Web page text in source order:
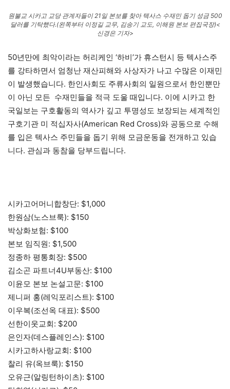
원불교 시카고 교당 관계자들이 21일 본보를 찾아 텍사스 수재민 돕기 성금 500
달러를 기탁했다.(왼쪽부터 이정길 교무, 김송기 교도, 이해원 본보 편집국장)<
신경은 기자>
50년만에 최악이라는 허리케인 ‘하비’가 휴스턴시 등 텍사스주
를 강타하면서 엄청난 재산피해와 사상자가 나고 수많은 이재민
이 발생했습니다. 한인사회도 주류사회의 일원으로서 한인뿐만
이 아닌 모든 수재민들을 적극 도울 때입니다. 이에 시카고 한
국일보는 구호활동의 역사가 깊고 투명성도 보장되는 세계적인
구호기관 미 적십자사(American Red Cross)와 공동으로 수해
를 입은 텍사스 주민들을 돕기 위해 모금운동을 전개하고 있습
니다. 관심과 동참을 당부드립니다.
시카고어머니합창단: $1,000
한원삼(노스브룩): $150
박상화보험: $100
본보 임직원: $1,500
정종하 평통회장: $500
김소곤 파트너4U부동산: $100
이윤모 본보 논설고문: $100
제니퍼 홍(레익포리스트): $100
이우복(조선옥 대표): $500
선한이웃교회: $200
은인자(데스플레인스): $100
시카고하사랑교회: $100
찰리 유(옥브룩): $150
오유근(알링턴하이츠): $100